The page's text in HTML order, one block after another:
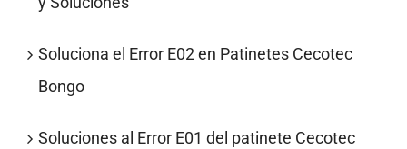
Soluciona el Error E02 en Patinetes Cecotec
Bongo
Soluciones al Error E01 del patinete Cecotec